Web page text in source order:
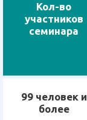
Кол-во
участников
семинара
99 человек и
более